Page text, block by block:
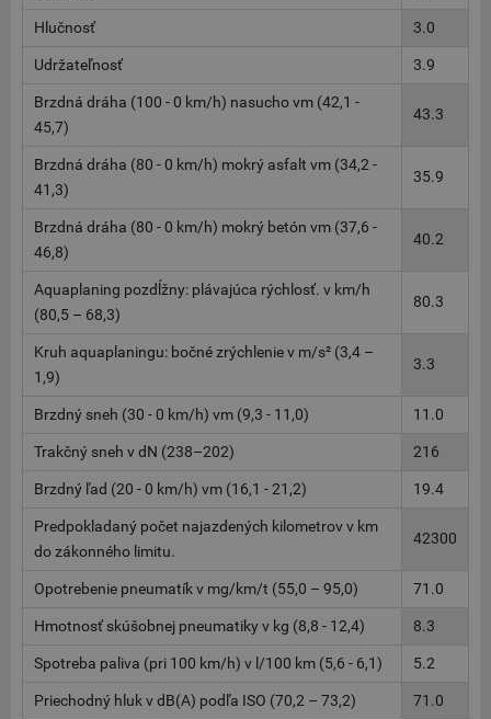
Hlučnosť 3.0
Udržateľnosť 3.9
Brzdná dráha (100 - 0 km/h) nasucho vm (42,1 -
45,7)
43.3
Brzdná dráha (80 - 0 km/h) mokrý asfalt vm (34,2 -
41,3)
35.9
Brzdná dráha (80 - 0 km/h) mokrý betón vm (37,6 -
46,8)
40.2
Aquaplaning pozdĺžny: plávajúca rýchlosť. v km/h
(80,5 – 68,3)
80.3
Kruh aquaplaningu: bočné zrýchlenie v m/s² (3,4 –
1,9)
3.3
Brzdný sneh (30 - 0 km/h) vm (9,3 - 11,0) 11.0
Trakčný sneh v dN (238–202) 216
Brzdný ľad (20 - 0 km/h) vm (16,1 - 21,2) 19.4
Predpokladaný počet najazdených kilometrov v km
do zákonného limitu.
42300
Opotrebenie pneumatík v mg/km/t (55,0 – 95,0) 71.0
Hmotnosť skúšobnej pneumatiky v kg (8,8 - 12,4) 8.3
Spotreba paliva (pri 100 km/h) v l/100 km (5,6 - 6,1) 5.2
Priechodný hluk v dB(A) podľa ISO (70,2 – 73,2) 71.0